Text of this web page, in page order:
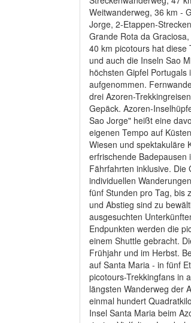
Weitwanderweg, 36 km -
Jorge, 2-Etappen-
Grande Rota da
40 km picotours hat diese
und auch die Inseln Sao
höchsten Gipfel Portugals
aufgenommen.
drei Azoren-
Gepäck. Azoren-
Sao Jorge" heißt eine
eigenen Tempo auf
Wiesen und spektakuläre
erfrischende Badepausen
Fährfahrten inklusive. Die
individuellen
fünf Stunden pro Tag, bis
und Abstieg sind zu
ausgesuchten
Endpunkten werden die
einem Shuttle gebracht.
Frühjahr und im Herbst.
auf Santa Maria - in fünf
picotours-Trekkingfans in
längsten Wanderweg der
einmal hundert
Insel Santa Maria beim